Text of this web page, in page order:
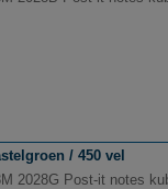
/ 450 vel
2028G Post-it notes